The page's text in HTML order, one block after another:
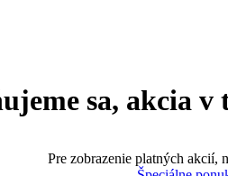
sa, akcia
Pre zobrazenie platných akcií,